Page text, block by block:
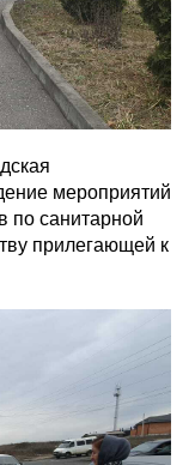
мероприятий
по санитарной
прилегающей к